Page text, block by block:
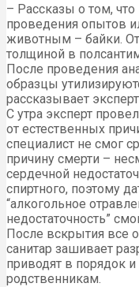
– Рассказы о том,
проведения опытов
животным – байки.
толщиной в
После проведения
образцы
рассказывает эксперт.
С утра эксперт
от естественных
специалист не смог
причину смерти –
сердечной
спиртного, поэтому
“алкогольное
недостаточность”
После вскрытия все
санитар зашивает
приводят в порядок
родственникам.